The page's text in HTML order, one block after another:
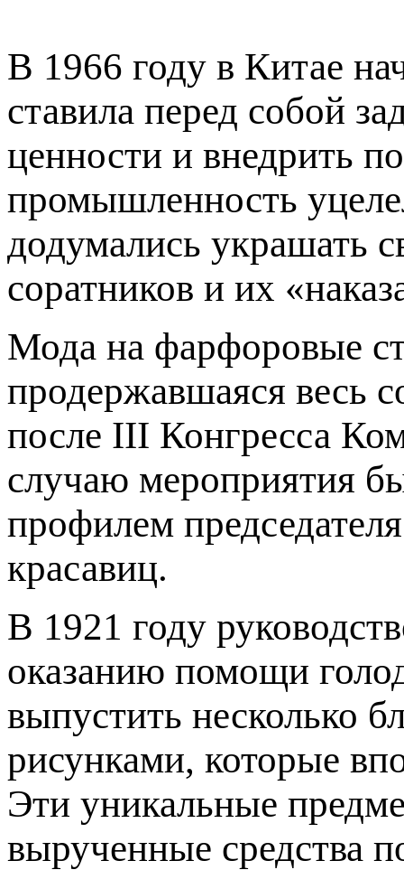
В 1966 году в Китае
ставила перед собой
ценности и внедрить
промышленность
додумались украшать
соратников и их
Мода на фарфоровые
продержавшаяся весь
после III Конгресса
случаю мероприятия
профилем
красавиц.
В 1921 году
оказанию помощи
выпустить несколько
рисунками, которые
Эти уникальные
вырученные средства